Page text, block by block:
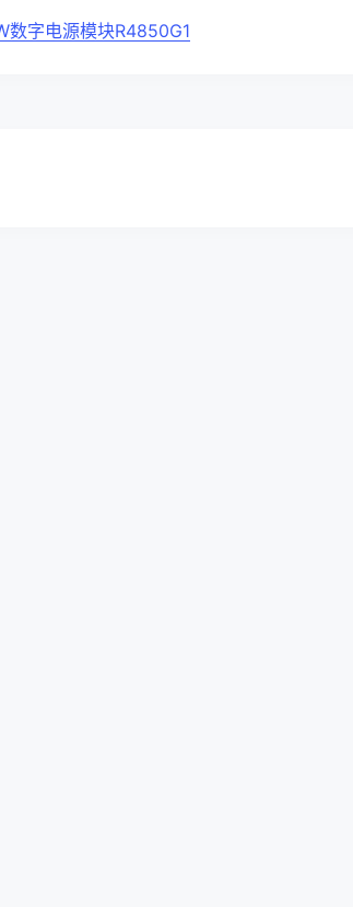
数字电源模块R4850G1